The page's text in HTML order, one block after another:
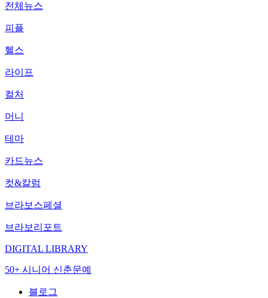
전체뉴스
피플
헬스
라이프
컬처
머니
테마
카드뉴스
컷&칼럼
브라보스페셜
브라보리포트
DIGITAL LIBRARY
50+ 시니어 신춘문예
블로그